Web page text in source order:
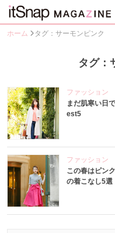
ホーム タグ：サーモンピンク
タグ：
ファッション
まだ肌寒い日
est5
ファッション
この春はピン
の着こなし5選